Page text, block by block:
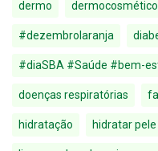
dermo
#dezembrolaranja
#diaSBA #Saúde #bem-
doenças respiratórias
hidratação hidratar